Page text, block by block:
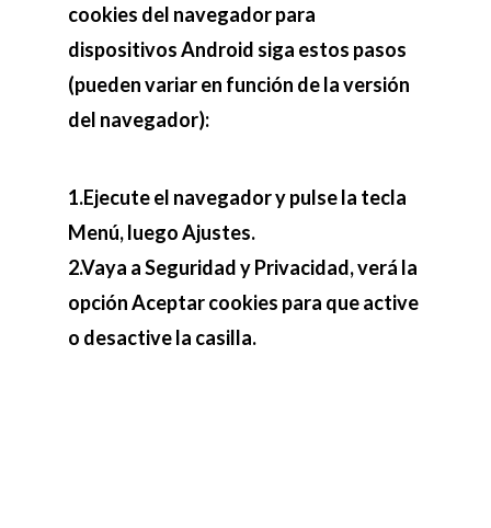
cookies del navegador para
dispositivos Android siga estos pasos
(pueden variar en función de la versión
del navegador):
1.Ejecute el navegador y pulse la tecla
Menú, luego Ajustes.
2.Vaya a Seguridad y Privacidad, verá la
opción Aceptar cookies para que active
o desactive la casilla.